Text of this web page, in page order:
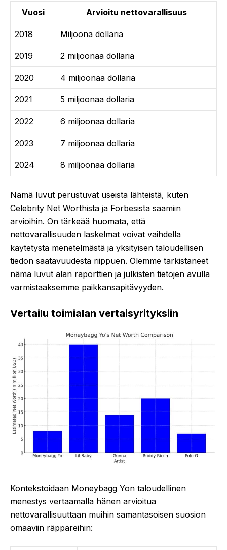
Vuosi Arvioitu nettovarallisuus
2018 Miljoona dollaria
2019 2 miljoonaa dollaria
2020 4 miljoonaa dollaria
2021 5 miljoonaa dollaria
2022 6 miljoonaa dollaria
2023 7 miljoonaa dollaria
2024 8 miljoonaa dollaria
Nämä luvut perustuvat useista lähteistä, kuten
Celebrity Net Worthistä ja Forbesista saamiin
arvioihin. On tärkeää huomata, että
nettovarallisuuden laskelmat voivat vaihdella
käytetystä menetelmästä ja yksityisen taloudellisen
tiedon saatavuudesta riippuen. Olemme tarkistaneet
nämä luvut alan raporttien ja julkisten tietojen avulla
varmistaaksemme paikkansapitävyyden.
Vertailu toimialan vertaisyrityksiin
Kontekstoidaan Moneybagg Yon taloudellinen
menestys vertaamalla hänen arvioitua
nettovarallisuuttaan muihin samantasoisen suosion
omaaviin räppäreihin: